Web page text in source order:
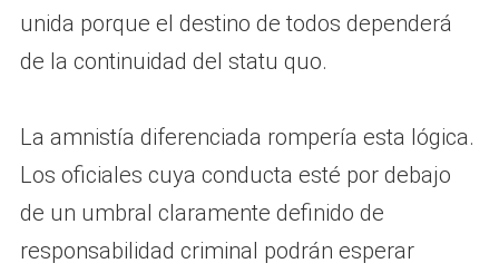
unida porque el destino de todos dependerá
de la continuidad del statu quo.
La amnistía diferenciada rompería esta lógica.
Los oficiales cuya conducta esté por debajo
de un umbral claramente definido de
responsabilidad criminal podrán esperar